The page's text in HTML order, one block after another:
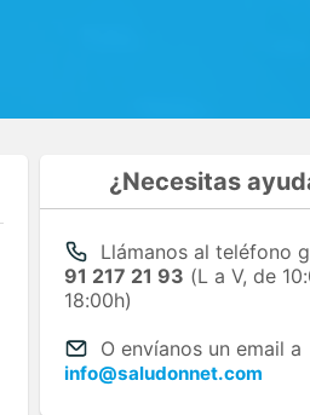
¿Necesitas
Llámanos al teléfono
91 217 21 93 (L a V, de
18:00h)
O envíanos un email a
info@saludonnet.com